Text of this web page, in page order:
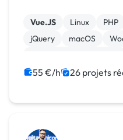
Vue.JS Linux PHP
jQuery
macOS
55 €/h 26 projets